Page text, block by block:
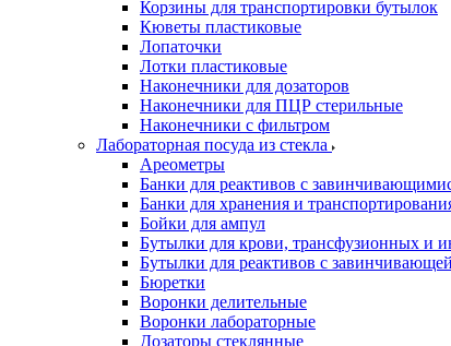
Корзины для транспортировки бутылок
Кюветы пластиковые
Лопаточки
Лотки пластиковые
Наконечники для дозаторов
Наконечники для ПЦР стерильные
Наконечники с фильтром
Лабораторная посуда из стекла
Ареометры
Банки для реактивов с
Банки для хранения и
Бойки для ампул
Бутылки для крови, трансфузионных и
Бутылки для реактивов с
Бюретки
Воронки делительные
Воронки лабораторные
Дозаторы стеклянные